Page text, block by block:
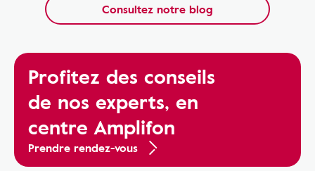
Consultez notre blog
Profitez des conseils
de nos experts, en
centre Amplifon
Prendre rendez-vous